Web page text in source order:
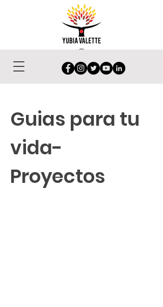
Guias para tu
vida-
Proyectos